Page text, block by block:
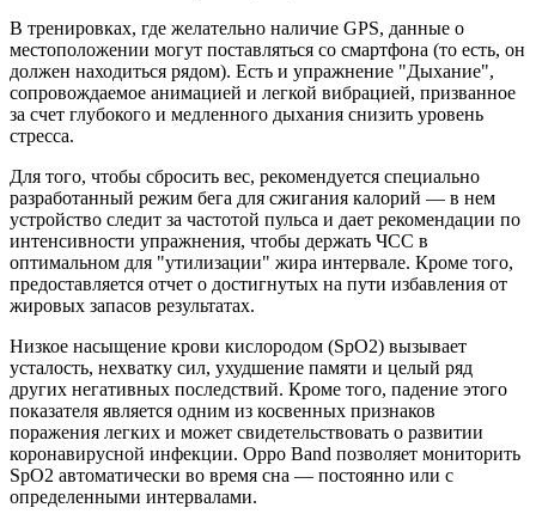
В тренировках, где желательно наличие GPS, данные о
местоположении могут поставляться со смартфона (то есть, он
должен находиться рядом). Есть и упражнение "Дыхание",
сопровождаемое анимацией и легкой вибрацией, призванное
за счет глубокого и медленного дыхания снизить уровень
стресса.
Для того, чтобы сбросить вес, рекомендуется специально
разработанный режим бега для сжигания калорий — в нем
устройство следит за частотой пульса и дает рекомендации по
интенсивности упражнения, чтобы держать ЧСС в
оптимальном для "утилизации" жира интервале. Кроме того,
предоставляется отчет о достигнутых на пути избавления от
жировых запасов результатах.
Низкое насыщение крови кислородом (SpO2) вызывает
усталость, нехватку сил, ухудшение памяти и целый ряд
других негативных последствий. Кроме того, падение этого
показателя является одним из косвенных признаков
поражения легких и может свидетельствовать о развитии
коронавирусной инфекции. Oppo Band позволяет мониторить
SpO2 автоматически во время сна — постоянно или с
определенными интервалами.